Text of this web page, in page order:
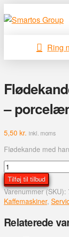
Ring
–
5,50 kr. inkl. moms
Flødekande med
Flødekande
med
hank
-
12
Tilføj til tilbud
Varenummer (SKU):
Kaffemaskiner,
Relaterede